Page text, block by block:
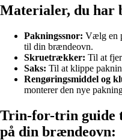
Materialer, du har
Pakningssnor: Vælg en
til din brændeovn.
Skruetrækker: Til at
Saks: Til at klippe
Rengøringsmiddel og
monterer den nye
Trin-for-trin guide
på din brændeovn: